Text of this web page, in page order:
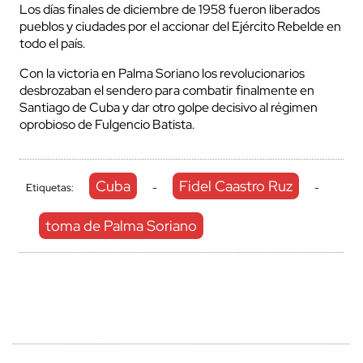
Los días finales de diciembre de 1958 fueron liberados
pueblos y ciudades por el accionar del Ejército Rebelde en
todo el país.
Con la victoria en Palma Soriano los revolucionarios
desbrozaban el sendero para combatir finalmente en
Santiago de Cuba y dar otro golpe decisivo al régimen
oprobioso de Fulgencio Batista.
Etiquetas: Cuba - Fidel Caastro Ruz -
toma de Palma Soriano